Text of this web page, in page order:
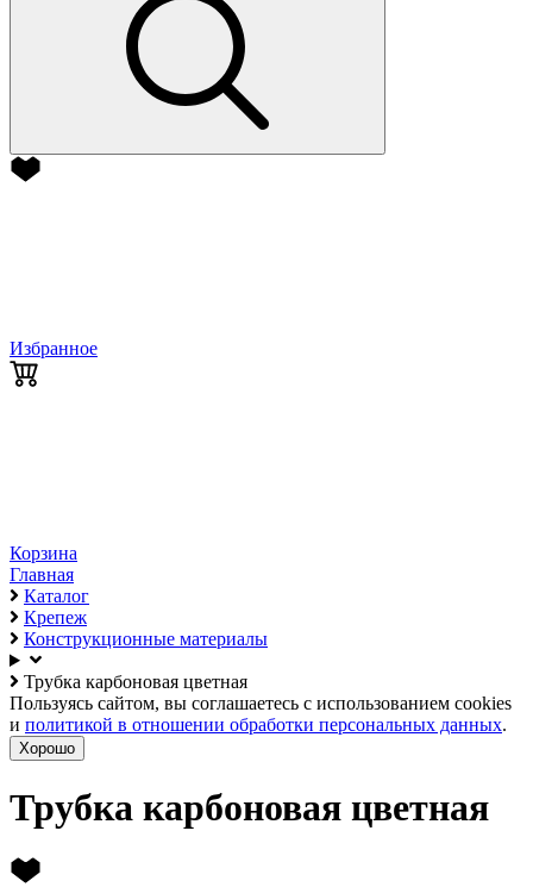
Избранное
Корзина
Главная
Каталог
Крепеж
Конструкционные материалы
Трубка карбоновая цветная
Пользуясь сайтом, вы соглашаетесь с использованием cookies
и политикой в отношении обработки персональных данных.
Хорошо
Трубка карбоновая цветная